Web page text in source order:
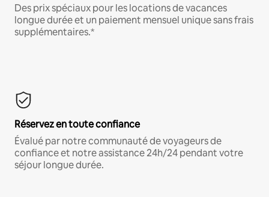
Des prix spéciaux pour les locations de vacances
longue durée et un paiement mensuel unique sans frais
supplémentaires.*
Réservez en toute confiance
Évalué par notre communauté de voyageurs de
confiance et notre assistance 24h/24 pendant votre
séjour longue durée.